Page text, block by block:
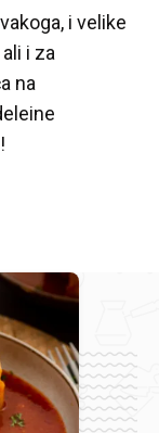
i velike
i za
na